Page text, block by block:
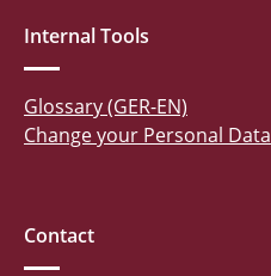
Internal Tools
Glossary (GER-EN)
Change your Personal Data
Contact